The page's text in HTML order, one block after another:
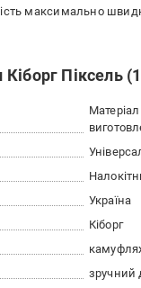
максимально
Піксель
Україна
Кіборг
зручний